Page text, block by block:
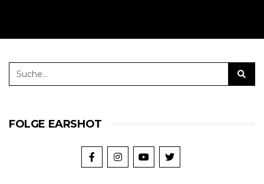
FOLGE EARSHOT